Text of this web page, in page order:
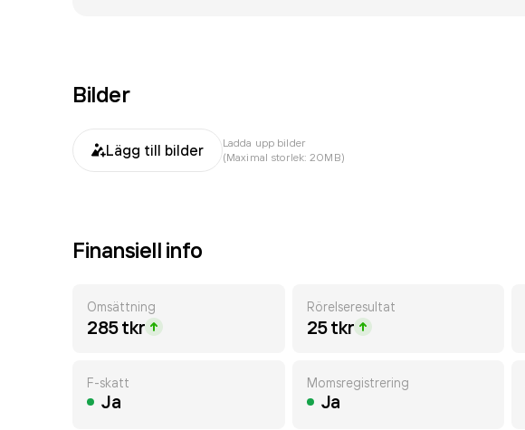
Bilder
Lägg till bilder
Ladda upp bilder
(Maximal storlek: 20MB)
Finansiell info
Omsättning
285 tkr
Rörelseresultat
25 tkr
F-skatt
Ja
Momsregistrering
Ja